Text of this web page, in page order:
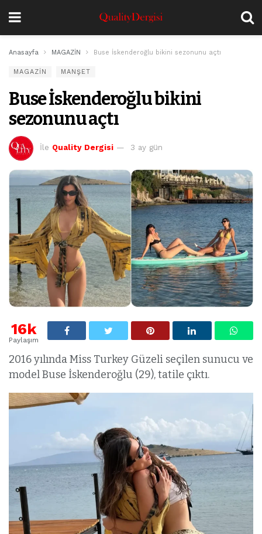
Anasayfa MAGAZİN Buse İskenderoğlu bikini sezonunu açtı
MAGAZİN MANŞET
Buse İskenderoğlu bikini
sezonunu açtı
İle Quality Dergisi 3 ay gün
16k
Paylaşım
2016 yılında Miss Turkey Güzeli seçilen sunucu ve
model Buse İskenderoğlu (29), tatile çıktı.